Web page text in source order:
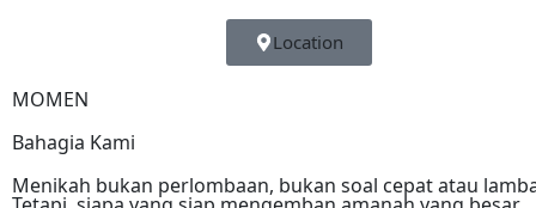
Location
MOMEN
Bahagia Kami
Menikah bukan perlombaan, bukan soal cepat atau